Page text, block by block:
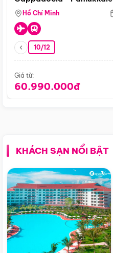
Hồ Chí Minh
10/12
Giá từ:
60.990.000đ
KHÁCH SẠN NỔI BẬT